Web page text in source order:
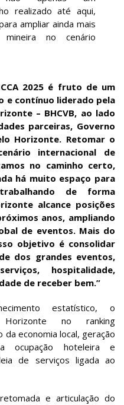
realizado até aqui,
ampliar ainda mais
no cenário
2025 é fruto de um
contínuo liderado pela
– BHCVB, ao lado
parceiras, Governo
Horizonte. Retomar o
internacional de
no caminho certo,
há muito espaço para
de forma
alcance posições
anos, ampliando
de eventos. Mais do
objetivo é consolidar
dos grandes eventos,
hospitalidade,
de receber bem.”
estatístico, o
no ranking
economia local, geração
ocupação hoteleira e
de serviços ligada ao
e articulação do